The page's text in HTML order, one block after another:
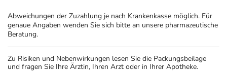
Abweichungen der Zuzahlung je nach Krankenkasse möglich. Für
genaue Angaben wenden Sie sich bitte an unsere pharmazeutische
Beratung.
Zu Risiken und Nebenwirkungen lesen Sie die Packungsbeilage
und fragen Sie Ihre Ärztin, Ihren Arzt oder in Ihrer Apotheke.